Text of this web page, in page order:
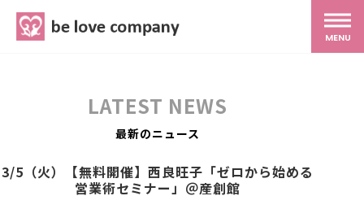
MENU
LATEST NEWS
最新のニュース
3/5（火）【無料開催】西良旺子「ゼロから始める
営業術セミナー」＠産創館